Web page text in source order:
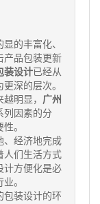
的丰富化、
产品包装更新
装设计已经从
深的层次。
明显， 广州
列因素的分
。
经济地完成
人们生活方式
计方便化是必
。
包装设计的环